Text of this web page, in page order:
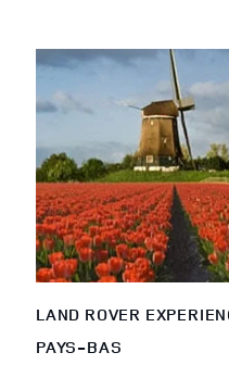
LAND ROVER
PAYS-BAS